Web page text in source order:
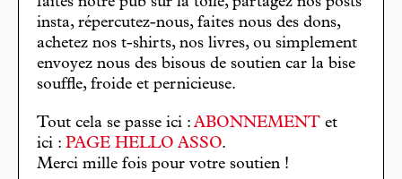
insta, répercutez-nous, faites nous des dons,
achetez nos t-shirts, nos livres, ou simplement
envoyez nous des bisous de soutien car la bise
souffle, froide et pernicieuse.
Tout cela se passe ici : ABONNEMENT et
ici : PAGE HELLO ASSO.
Merci mille fois pour votre soutien !